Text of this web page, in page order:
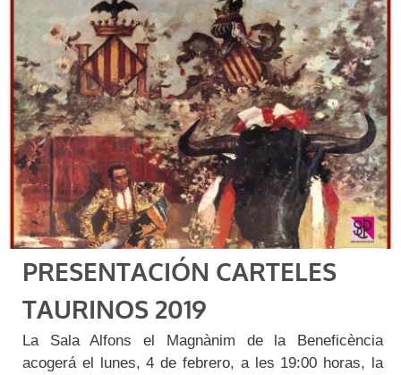
PRESENTACIÓN CARTELES
TAURINOS 2019
La Sala Alfons el Magnànim de la Beneficència
acogerá el lunes, 4 de febrero, a les 19:00 horas, la